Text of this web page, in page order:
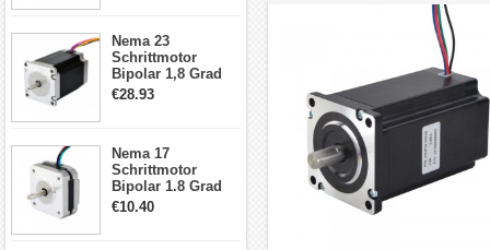
Nema 23
Schrittmotor
Bipolar 1,8 Grad
2,83Nm 4 A 2,26V
€28.93
Nema 17
Schrittmotor
Bipolar 1.8 Grad
8.7Ncm 1A 3.5V 4
€10.40